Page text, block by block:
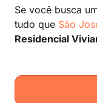
Se você busca
tudo que São
Residencial